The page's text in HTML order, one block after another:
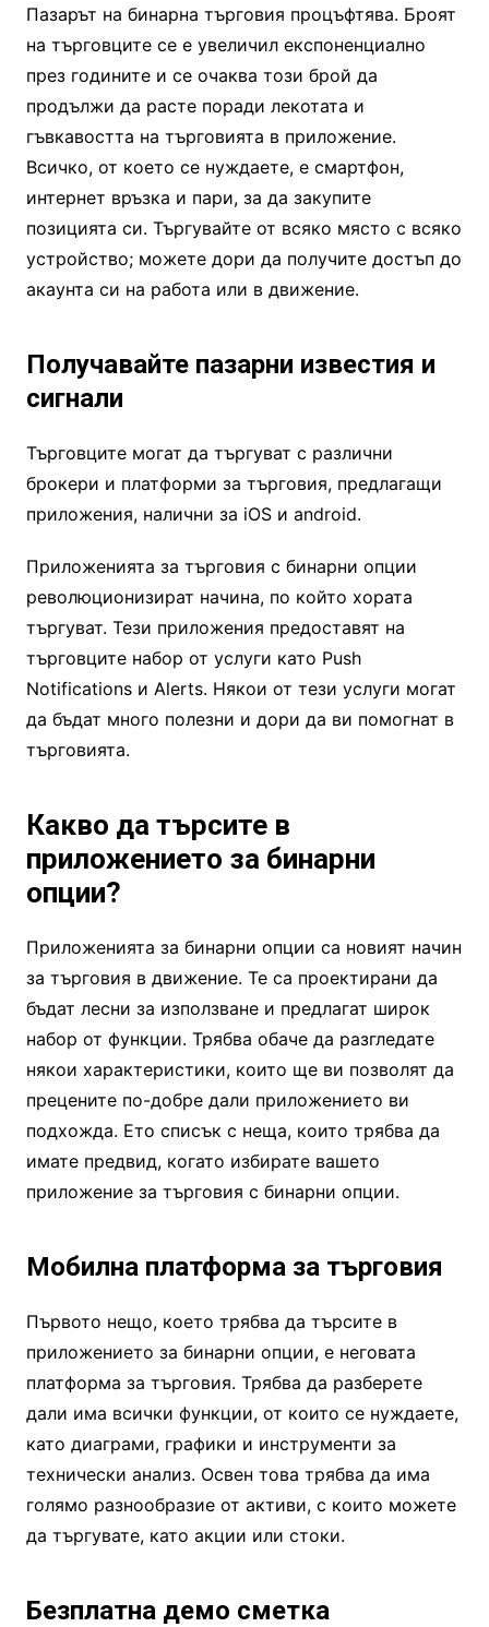
Пазарът на бинарна търговия процъфтява. Броят
на търговците се е увеличил експоненциално
през годините и се очаква този брой да
продължи да расте поради лекотата и
гъвкавостта на търговията в приложение.
Всичко, от което се нуждаете, е смартфон,
интернет връзка и пари, за да закупите
позицията си. Търгувайте от всяко място с всяко
устройство; можете дори да получите достъп до
акаунта си на работа или в движение.
Получавайте пазарни известия и
сигнали
Търговците могат да търгуват с различни
брокери и платформи за търговия, предлагащи
приложения, налични за iOS и android.
Приложенията за търговия с бинарни опции
революционизират начина, по който хората
търгуват. Тези приложения предоставят на
търговците набор от услуги като Push
Notifications и Alerts. Някои от тези услуги могат
да бъдат много полезни и дори да ви помогнат в
търговията.
Какво да търсите в
приложението за бинарни
опции?
Приложенията за бинарни опции са новият начин
за търговия в движение. Те са проектирани да
бъдат лесни за използване и предлагат широк
набор от функции. Трябва обаче да разгледате
някои характеристики, които ще ви позволят да
прецените по-добре дали приложението ви
подхожда. Ето списък с неща, които трябва да
имате предвид, когато избирате вашето
приложение за търговия с бинарни опции.
Мобилна платформа за търговия
Първото нещо, което трябва да търсите в
приложението за бинарни опции, е неговата
платформа за търговия. Трябва да разберете
дали има всички функции, от които се нуждаете,
като диаграми, графики и инструменти за
технически анализ. Освен това трябва да има
голямо разнообразие от активи, с които можете
да търгувате, като акции или стоки.
Безплатна демо сметка